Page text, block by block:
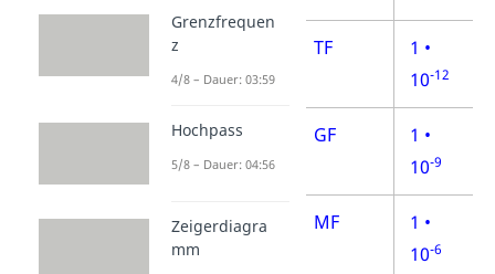
TF
1 •
10-12
Gigafarad GF
1 •
10-9
Megafarad MF
1 •
10-6
Grenzfrequen
z
4/8 – Dauer: 03:59
Hochpass
5/8 – Dauer: 04:56
Zeigerdiagra
mm